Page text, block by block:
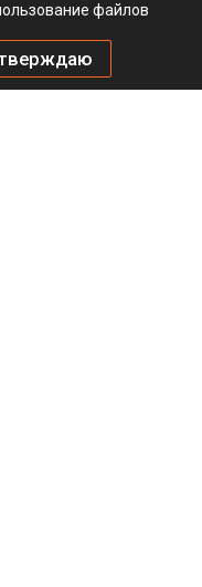
файлов